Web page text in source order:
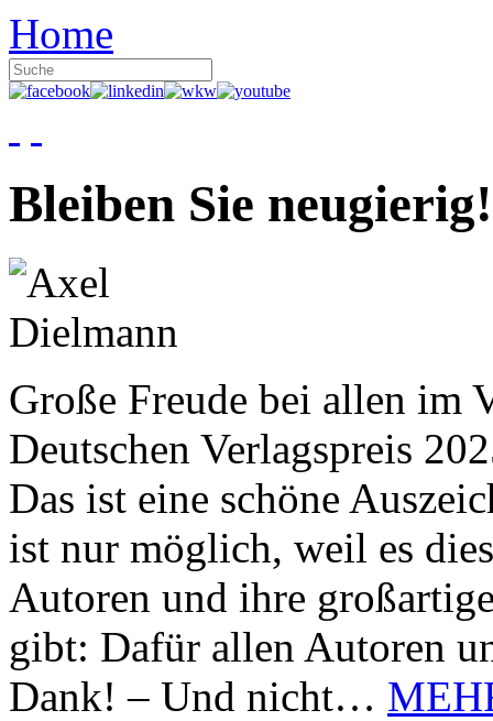
Home
Bleiben Sie neugierig!
Große Freude bei allen im
Deutschen Verlagspreis
Das ist eine schöne
ist nur möglich, weil es
Autoren und ihre
gibt: Dafür allen Autoren
Dank! – Und nicht…